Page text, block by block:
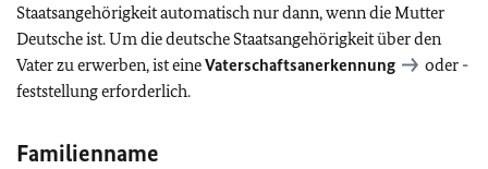
Staatsangehörigkeit automatisch nur dann, wenn die Mutter
Deutsche ist. Um die deutsche Staatsangehörigkeit über den
Vater zu erwerben, ist eineVaterschaftsanerkennung
oder -
feststellung erforderlich.
Familienname